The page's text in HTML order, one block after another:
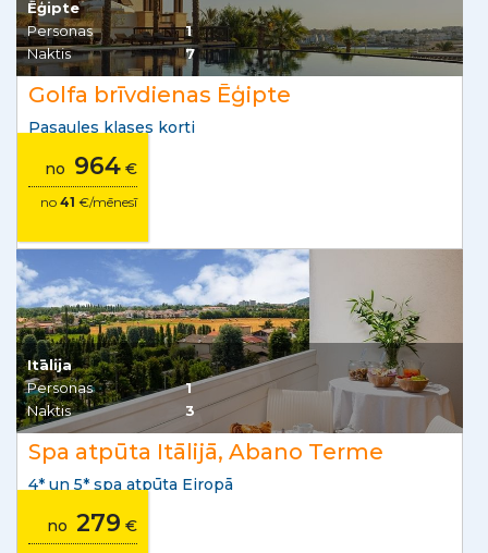
Ēģipte
Personas
1
Naktis
7
Golfa brīvdienas Ēģipte
Pasaules klases korti
no 964 €
no 41 €/mēnesī
Itālija
Personas
1
Naktis
3
Spa atpūta Itālijā, Abano Terme
4* un 5* spa atpūta Eiropā
no 279 €